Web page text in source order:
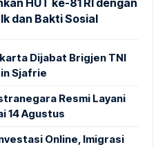
HUT ke-81 RI dengan
dan Bakti Sosial
Dijabat Brigjen TNI
Sjafrie
Resmi Layani
14 Agustus
Online, Imigrasi